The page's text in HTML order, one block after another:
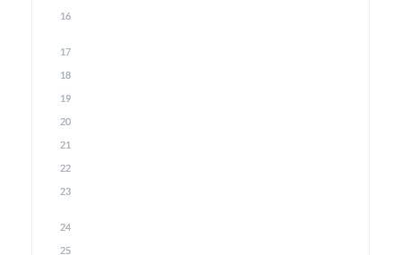
16
17
18
19
20
21
22
23
24
25